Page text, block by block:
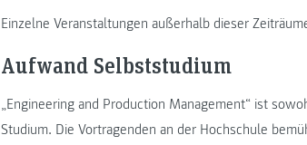
Einzelne Veranstaltungen außerhalb dieser
Aufwand Selbststudium
„Engineering and Production Management“ ist
Studium. Die Vortragenden an der Hochschule